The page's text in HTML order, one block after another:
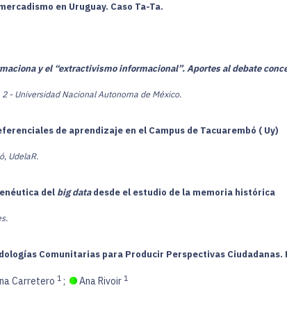
en Uruguay. Caso Ta-Ta.
y el “extractivismo informacional”. Aportes al debate
2 - Universidad Nacional Autonoma de México.
de aprendizaje en el Campus de Tacuarembó ( Uy)
UdelaR.
del big datadesde el estudio de la memoria histórica
Comunitarias para Producir Perspectivas
Carretero 1 ; Ana Rivoir 1